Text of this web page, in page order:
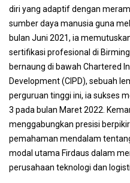
diri yang adaptif dengan
sumber daya manusia guna
bulan Juni 2021, ia
sertifikasi profesional di
bernaung di bawah Chartered
Development (CIPD), sebuah
perguruan tinggi ini, ia sukses
3 pada bulan Maret 2022.
menggabungkan presisi
pemahaman mendalam
modal utama Firdaus dalam
perusahaan teknologi dan